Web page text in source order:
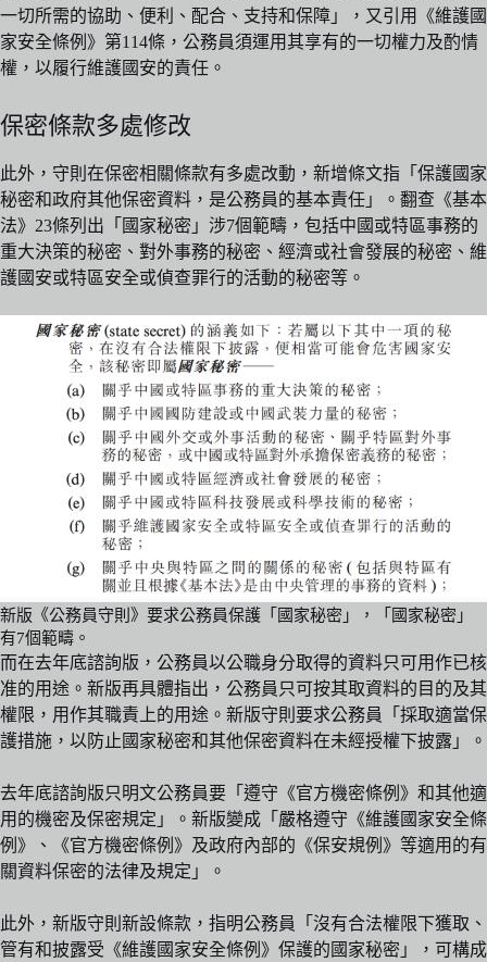
一切所需的協助、便利、配合、支持和保障」，又引用《維護國
家安全條例》第114條，公務員須運用其享有的一切權力及酌情
權，以履行維護國安的責任。
保密條款多處修改
此外，守則在保密相關條款有多處改動，新增條文指「保護國家
秘密和政府其他保密資料，是公務員的基本責任」。翻查《基本
法》23條列出「國家秘密」涉7個範疇，包括中國或特區事務的
重大決策的秘密、對外事務的秘密、經濟或社會發展的秘密、維
護國安或特區安全或偵查罪行的活動的秘密等。
新版《公務員守則》要求公務員保護「國家秘密」，「國家秘密」
有7個範疇。
而在去年底諮詢版，公務員以公職身分取得的資料只可用作已核
准的用途。新版再具體指出，公務員只可按其取資料的目的及其
權限，用作其職責上的用途。新版守則要求公務員「採取適當保
護措施，以防止國家秘密和其他保密資料在未經授權下披露」。
去年底諮詢版只明文公務員要「遵守《官方機密條例》和其他適
用的機密及保密規定」。新版變成「嚴格遵守《維護國家安全條
例》、《官方機密條例》及政府內部的《保安規例》等適用的有
關資料保密的法律及規定」。
此外，新版守則新設條款，指明公務員「沒有合法權限下獲取、
管有和披露受《維護國家安全條例》保護的國家秘密」，可構成